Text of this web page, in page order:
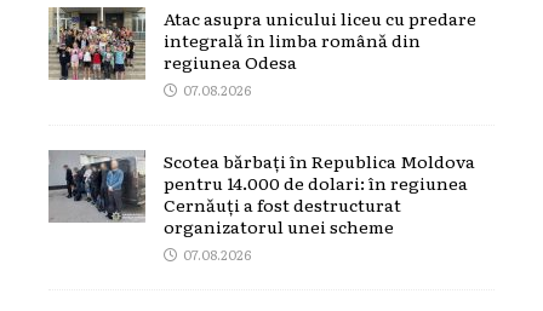
Atac asupra unicului liceu cu predare
integrală în limba română din
regiunea Odesa
07.08.2026
Scotea bărbați în Republica Moldova
pentru 14.000 de dolari: în regiunea
Cernăuți a fost destructurat
organizatorul unei scheme
07.08.2026